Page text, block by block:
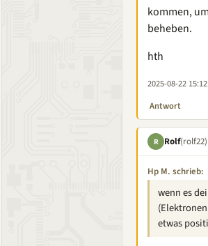
kommen,
beheben.
hth
2025-08-22 15:12
Antwort
R Rolf(rolf22)
Hp M. schrieb:
wenn es
etwas